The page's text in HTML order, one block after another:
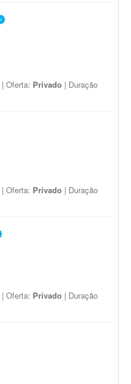
| Oferta: Privado | Duração
| Oferta: Privado | Duração
| Oferta: Privado | Duração